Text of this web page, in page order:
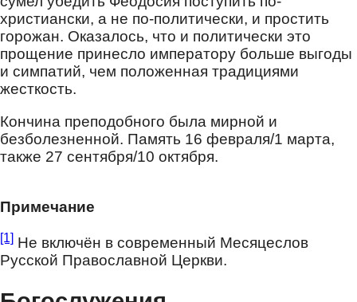
христиански, а не по-политически, и простить
горожан. Оказалось, что и политически это
прощение принесло императору больше выгоды
и симпатий, чем положенная традициями
жесткость.
Кончина преподобного была мирной и
безболезненной. Память 16 февраля/1 марта,
также 27 сентября/10 октября.
Примечание
[1] Не включён в современный Месяцеслов
Русской Православной Церкви.